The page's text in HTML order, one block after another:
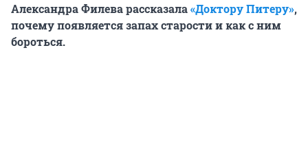
Александра Филева рассказала«Доктору Питеру»,
почему появляется запах старости и как с ним
бороться.